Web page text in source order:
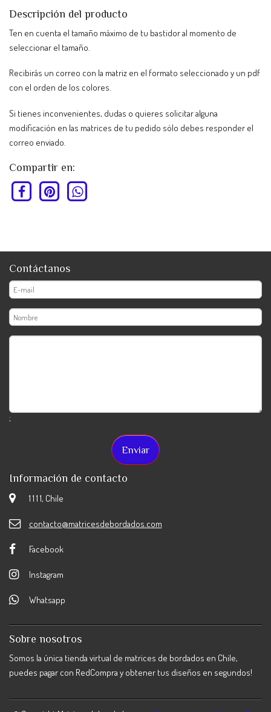
Descripción del producto
Ten en cuenta el tamaño máximo de tu bastidor al momento de
seleccionar el tamaño.
Recibirás un correo con la matriz en el formato seleccionado y un pdf
con el orden de los colores.
Si tienes inconvenientes, dudas o quieres solicitar alguna
modificación en las matrices de tu pedido sólo debes responder el
correo enviado.
Compartir en:
Contáctanos
;
Información de contacto
1 1 1 1, Chile
contacto@matricesdebordados.com
Facebook
Instagram
Whatsapp
Sobre nosotros
Somos la única tienda virtual de matrices de bordados en Chile,
puedes pagar con RedCompra y obtener tus diseños en segundos!